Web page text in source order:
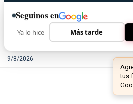
9/8/2026
Seguinos en
Ya lo hice Más tarde